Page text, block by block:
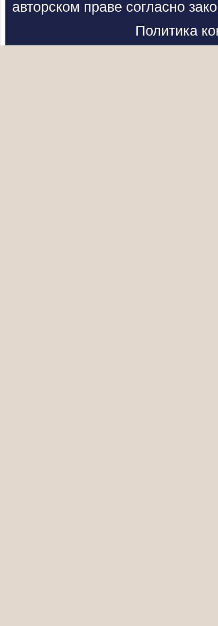
авторском праве согласно
Политика